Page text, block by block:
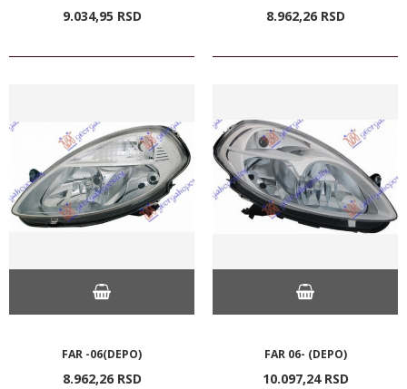
9.034,95 RSD 8.962,26 RSD
FAR -06(DEPO)
8.962,26 RSD
FAR 06- (DEPO)
10.097,24 RSD